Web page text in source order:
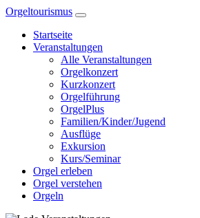
Zum
springen
Orgeltourismus
Startseite
Veranstaltungen
Alle Veranstaltungen
Orgelkonzert
Kurzkonzert
Orgelführung
OrgelPlus
Familien/Kinder/Jugend
Ausflüge
Exkursion
Kurs/Seminar
Orgel erleben
Orgel verstehen
Orgeln